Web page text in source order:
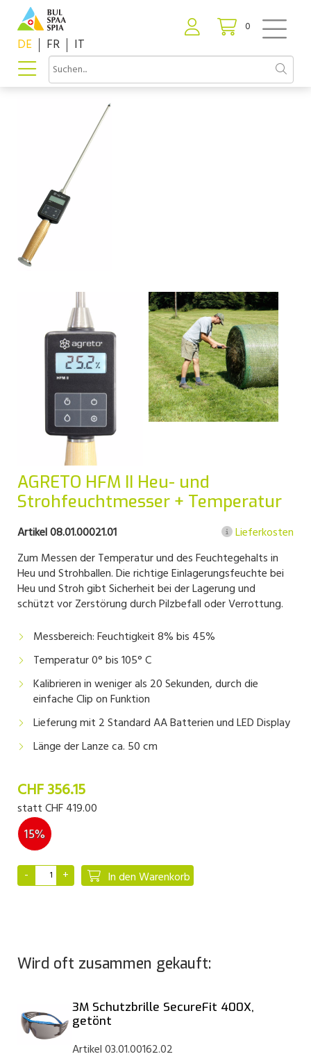
0
DE FR IT
AGRETO HFM II Heu- und
Strohfeuchtmesser + Temperatur
Artikel 08.01.00021.01
Lieferkosten
Zum Messen der Temperatur und des Feuchtegehalts in
Heu und Strohballen. Die richtige Einlagerungsfeuchte bei
Heu und Stroh gibt Sicherheit bei der Lagerung und
schützt vor Zerstörung durch Pilzbefall oder Verrottung.
Messbereich: Feuchtigkeit 8% bis 45%
Temperatur 0° bis 105° C
Kalibrieren in weniger als 20 Sekunden, durch die
einfache Clip on Funktion
Lieferung mit 2 Standard AA Batterien und LED Display
Länge der Lanze ca. 50 cm
CHF 356.15
stattCHF 419.00
15%
In den Warenkorb
Wird oft zusammen gekauft:
3M Schutzbrille SecureFit 400X,
getönt
Artikel 03.01.00162.02